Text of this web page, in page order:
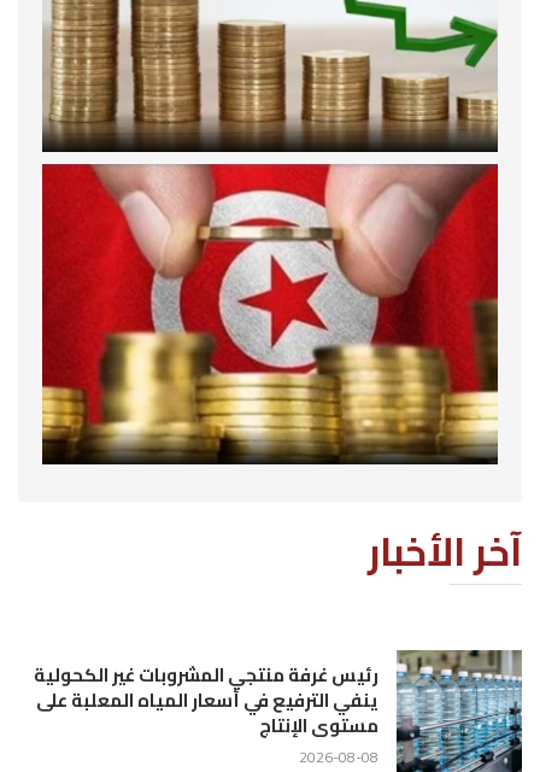
آخر الأخبار
رئيس غرفة منتجي المشروبات غير الكحولية
ينفي الترفيع في أسعار المياه المعلبة على
مستوى الإنتاج
2026-08-08